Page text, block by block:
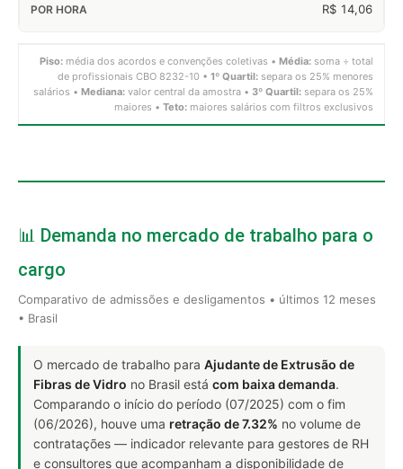
R$ 14,06
Piso: média dos acordos e convenções coletivas • Média: soma ÷ total
de profissionais CBO 8232-10 • 1º Quartil: separa os 25% menores
salários • Mediana: valor central da amostra • 3º Quartil: separa os 25%
maiores • Teto: maiores salários com filtros exclusivos
📊 Demanda no mercado de trabalho para o
cargo
Comparativo de admissões e desligamentos • últimos 12 meses
• Brasil
O mercado de trabalho para Ajudante de Extrusão de
Fibras de Vidro no Brasil está com baixa demanda.
Comparando o início do período (07/2025) com o fim
(06/2026), houve uma retração de 7.32% no volume de
contratações — indicador relevante para gestores de RH
e consultores que acompanham a disponibilidade de